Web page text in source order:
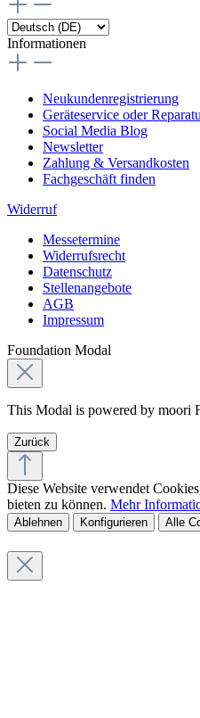
Informationen
Neukundenregistrierung
Geräteservice oder
Social Media Blog
Newsletter
Zahlung & Versandkosten
Fachgeschäft finden
Widerruf
Messetermine
Widerrufsrecht
Datenschutz
Stellenangebote
AGB
Impressum
Foundation Modal
This Modal is powered by moori
Zurück
Diese Website verwendet
bieten zu können. Mehr
Ablehnen Konfigurieren Alle